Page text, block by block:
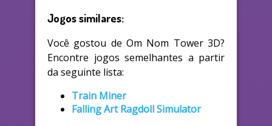
Jogos similares:
Você gostou de Om Nom Tower 3D?
Encontre jogos semelhantes a partir
da seguinte lista:
Train Miner
Falling Art Ragdoll Simulator